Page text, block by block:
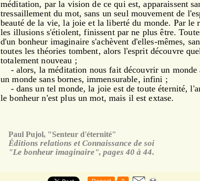
méditation, par la vision de ce qui est, apparaissent
tressaillement du mot, sans un seul mouvement de
beauté de la vie, la joie et la liberté du monde. Par le
les illusions s'étiolent, finissent par ne plus être.
d'un bonheur imaginaire s'achèvent d'elles-mêmes,
toutes les théories tombent, alors l'esprit découvre
totalement nouveau ;
- alors, la méditation nous fait découvrir un monde
un monde sans bornes, immensurable, infini ;
- dans un tel monde, la joie est de toute éternité,
le bonheur n'est plus un mot, mais il est extase.
Paul Pujol, "Senteur d'éternité"
Éditions relations et Connaissance de soi
"Le bonheur imaginaire", pages 40 à 44.